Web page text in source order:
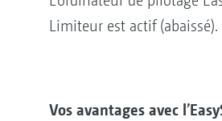
Limiteur est actif (abaissé).
Vos avantages avec